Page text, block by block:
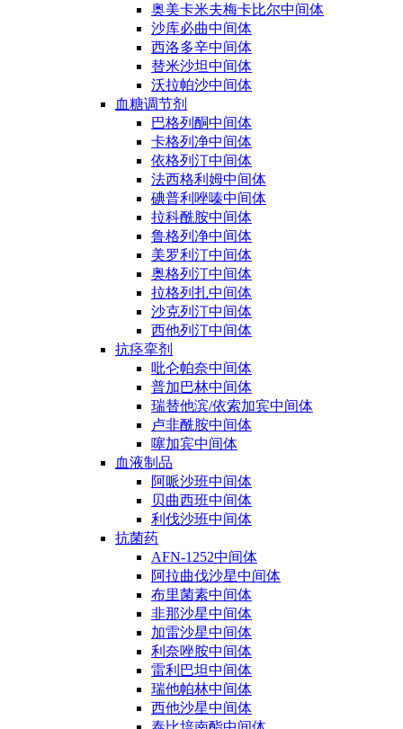
奥美卡米夫梅卡比尔中间体
沙库必曲中间体
西洛多辛中间体
替米沙坦中间体
沃拉帕沙中间体
血糖调节剂
巴格列酮中间体
卡格列净中间体
依格列汀中间体
法西格利姆中间体
碘普利唑嗪中间体
拉科酰胺中间体
鲁格列净中间体
美罗利汀中间体
奥格列汀中间体
拉格列扎中间体
沙克列汀中间体
西他列汀中间体
抗痉挛剂
吡仑帕奈中间体
普加巴林中间体
瑞替他滨/依索加宾中间体
卢非酰胺中间体
噻加宾中间体
血液制品
阿哌沙班中间体
贝曲西班中间体
利伐沙班中间体
抗菌药
AFN-1252中间体
阿拉曲伐沙星中间体
布里菌素中间体
非那沙星中间体
加雷沙星中间体
利奈唑胺中间体
雷利巴坦中间体
瑞他帕林中间体
西他沙星中间体